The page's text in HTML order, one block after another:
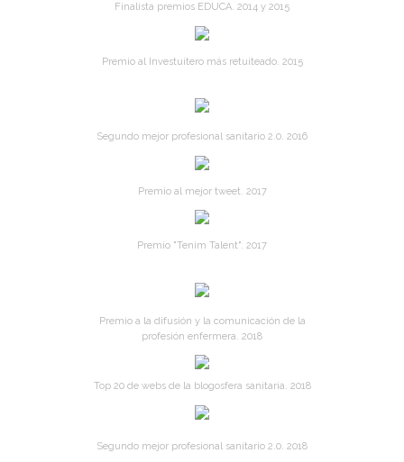
Finalista premios EDUCA. 2014 y 2015
Premio al Investuitero más retuiteado. 2015
Segundo mejor profesional sanitario 2.0. 2016
Premio al mejor tweet. 2017
Premio "Tenim Talent". 2017
Premio a la difusión y la comunicación de la
profesión enfermera. 2018
Top 20 de webs de la blogosfera sanitaria. 2018
Segundo mejor profesional sanitario 2.0. 2018